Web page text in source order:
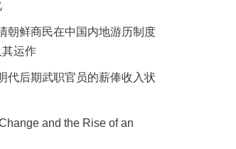
朝鲜商民在中国内地游历制度
运作
代后期武职官员的薪俸收入状
and the Rise of an